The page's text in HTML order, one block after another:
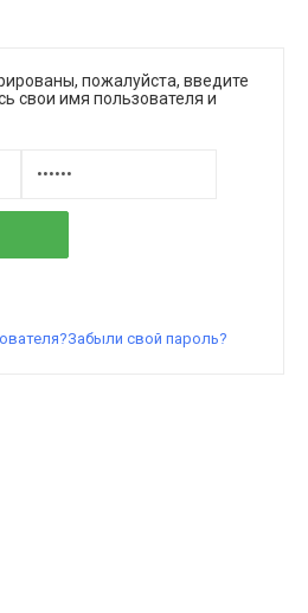
пожалуйста, введите
свои имя пользователя и
Забыли свой пароль?